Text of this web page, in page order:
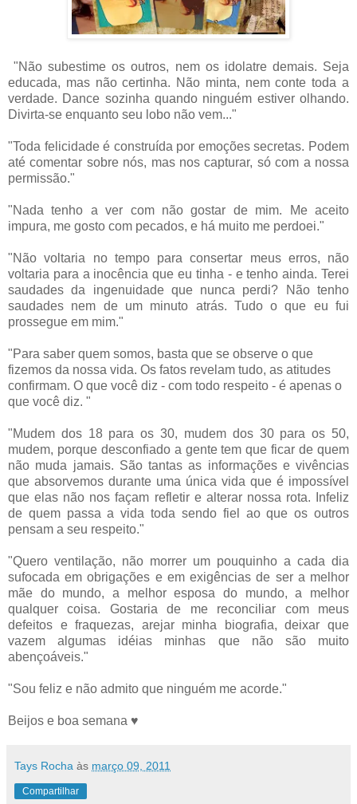
"Não subestime os outros, nem os idolatre demais. Seja
educada, mas não certinha. Não minta, nem conte toda a
verdade. Dance sozinha quando ninguém estiver olhando.
Divirta-se enquanto seu lobo não vem..."
"Toda felicidade é construída por emoções secretas. Podem
até comentar sobre nós, mas nos capturar, só com a nossa
permissão."
"Nada tenho a ver com não gostar de mim. Me aceito
impura, me gosto com pecados, e há muito me perdoei."
"Não voltaria no tempo para consertar meus erros, não
voltaria para a inocência que eu tinha - e tenho ainda. Terei
saudades da ingenuidade que nunca perdi? Não tenho
saudades nem de um minuto atrás. Tudo o que eu fui
prossegue em mim."
"Para saber quem somos, basta que se observe o que
fizemos da nossa vida. Os fatos revelam tudo, as atitudes
confirmam. O que você diz - com todo respeito - é apenas o
que você diz. "
"Mudem dos 18 para os 30, mudem dos 30 para os 50,
mudem, porque desconfiado a gente tem que ficar de quem
não muda jamais. São tantas as informações e vivências
que absorvemos durante uma única vida que é impossível
que elas não nos façam refletir e alterar nossa rota. Infeliz
de quem passa a vida toda sendo fiel ao que os outros
pensam a seu respeito."
"Quero ventilação, não morrer um pouquinho a cada dia
sufocada em obrigações e em exigências de ser a melhor
mãe do mundo, a melhor esposa do mundo, a melhor
qualquer coisa. Gostaria de me reconciliar com meus
defeitos e fraquezas, arejar minha biografia, deixar que
vazem algumas idéias minhas que não são muito
abençoáveis."
"Sou feliz e não admito que ninguém me acorde."
Beijos e boa semana ♥
Tays Rocha às março 09, 2011
Compartilhar